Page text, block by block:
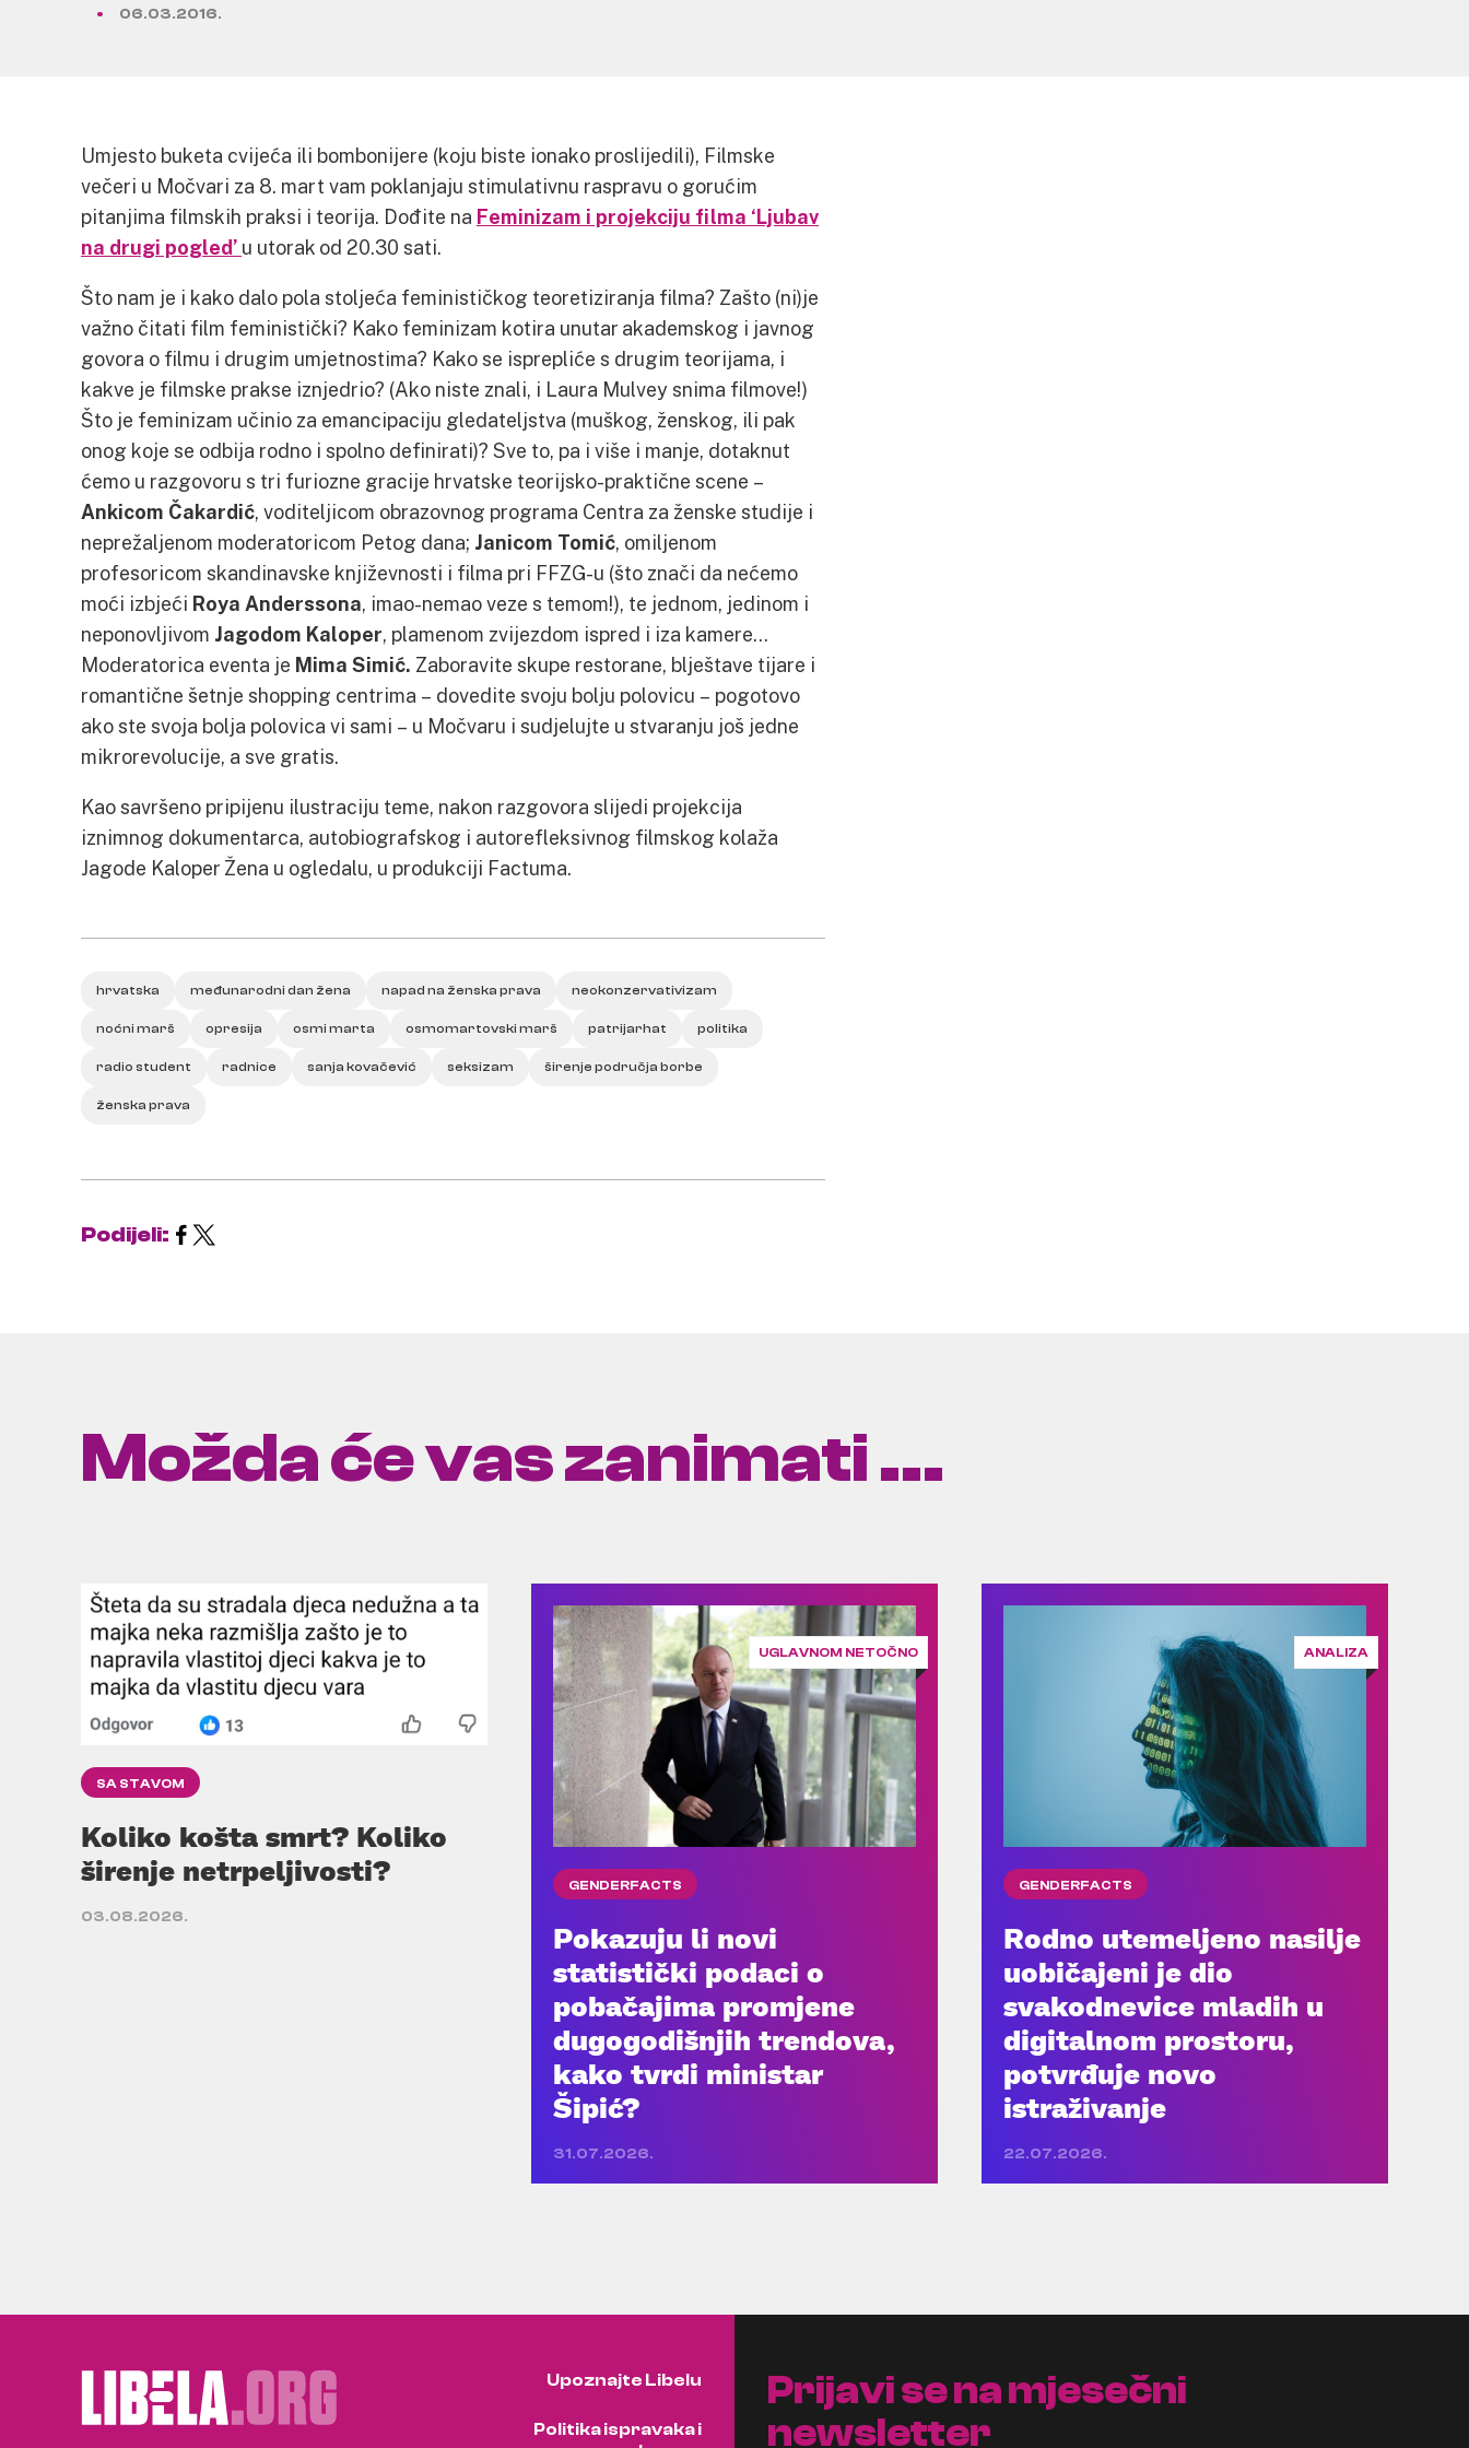
06.03.2016.
Umjesto buketa cvijeća ili bombonijere (koju biste ionako proslijedili), Filmske
večeri u Močvari za 8. mart vam poklanjaju stimulativnu raspravu o gorućim
pitanjima filmskih praksi i teorija. Dođite na Feminizam i projekciju filma ‘Ljubav
na drugi pogled’ u utorak od 20.30 sati.
Što nam je i kako dalo pola stoljeća feminističkog teoretiziranja filma? Zašto (ni)je
važno čitati film feministički? Kako feminizam kotira unutar akademskog i javnog
govora o filmu i drugim umjetnostima? Kako se isprepliće s drugim teorijama, i
kakve je filmske prakse iznjedrio? (Ako niste znali, i Laura Mulvey snima filmove!)
Što je feminizam učinio za emancipaciju gledateljstva (muškog, ženskog, ili pak
onog koje se odbija rodno i spolno definirati)? Sve to, pa i više i manje, dotaknut
ćemo u razgovoru s tri furiozne gracije hrvatske teorijsko-praktične scene –
Ankicom Čakardić, voditeljicom obrazovnog programa Centra za ženske studije i
neprežaljenom moderatoricom Petog dana; Janicom Tomić, omiljenom
profesoricom skandinavske književnosti i filma pri FFZG-u (što znači da nećemo
moći izbjeći Roya Anderssona, imao-nemao veze s temom!), te jednom, jedinom i
neponovljivom Jagodom Kaloper, plamenom zvijezdom ispred i iza kamere…
Moderatorica eventa je Mima Simić. Zaboravite skupe restorane, blještave tijare i
romantične šetnje shopping centrima – dovedite svoju bolju polovicu – pogotovo
ako ste svoja bolja polovica vi sami – u Močvaru i sudjelujte u stvaranju još jedne
mikrorevolucije, a sve gratis.
Kao savršeno pripijenu ilustraciju teme, nakon razgovora slijedi projekcija
iznimnog dokumentarca, autobiografskog i autorefleksivnog filmskog kolaža
Jagode Kaloper Žena u ogledalu, u produkciji Factuma.
hrvatska međunarodni dan žena napad na ženska prava neokonzervativizam
noćni marš opresija osmi marta osmomartovski marš patrijarhat politika
radio student radnice sanja kovačević seksizam širenje područja borbe
ženska prava
Podijeli:
Možda će vas zanimati ...
SA STAVOM
Koliko košta smrt? Koliko
širenje netrpeljivosti?
03.08.2026.
UGLAVNOM NETOČNO
GENDERFACTS
Pokazuju li novi
statistički podaci o
pobačajima promjene
dugogodišnjih trendova,
kako tvrdi ministar
Šipić?
31.07.2026.
ANALIZA
GENDERFACTS
Rodno utemeljeno nasilje
uobičajeni je dio
svakodnevice mladih u
digitalnom prostoru,
potvrđuje novo
istraživanje
22.07.2026.
Upoznajte Libelu
Politika ispravaka i
Prijavi se na mjesečni
newsletter